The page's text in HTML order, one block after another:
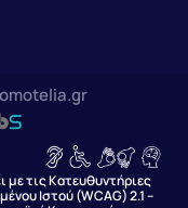
με τις Κατευθυντήριες
Ιστού (WCAG) 2.1 –